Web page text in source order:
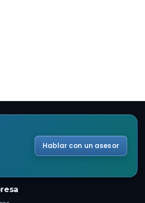
Hablar con un asesor